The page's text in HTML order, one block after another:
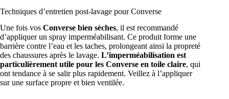
Techniques d’entretien post-lavage pour Converse
Une fois vos Converse bien sèches, il est recommandé
d’appliquer un spray imperméabilisant. Ce produit forme une
barrière contre l’eau et les taches, prolongeant ainsi la propreté
des chaussures après le lavage. L’imperméabilisation est
particulièrement utile pour les Converse en toile claire, qui
ont tendance à se salir plus rapidement. Veillez à l’appliquer
sur une surface propre et bien ventilée.